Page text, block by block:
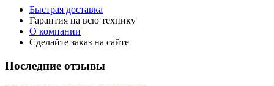
Быстрая доставка
Гарантия на всю технику
О компании
Сделайте заказ на сайте
Последние отзывы